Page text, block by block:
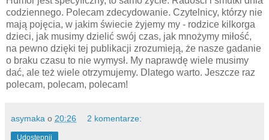
codziennego. Polecam zdecydowanie. Czytelnicy, którzy nie
mają pojęcia, w jakim świecie żyjemy my - rodzice kilkorga
dzieci, jak musimy dzielić swój czas, jak mnożymy miłość,
na pewno dzięki tej publikacji zrozumieją, że nasze gadanie
o braku czasu to nie wymysł. My naprawdę wiele musimy
dać, ale też wiele otrzymujemy. Dlatego warto. Jeszcze raz
polecam, polecam, polecam!
asymaka o 20:26 2 komentarze:
Udostępnij